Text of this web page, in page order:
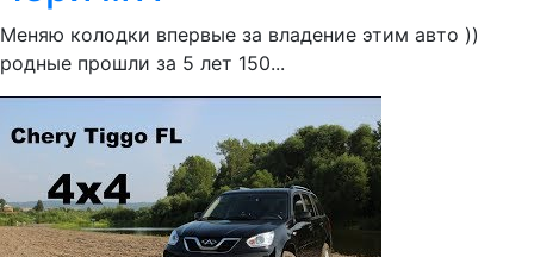
Меняю колодки впервые за владение этим авто ))
родные прошли за 5 лет 150...